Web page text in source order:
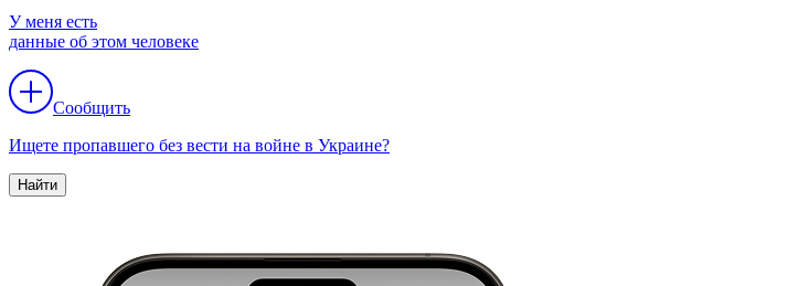
У меня есть
данные об этом человеке
Сообщить
Ищете пропавшего без вести на войне в Украине?
Найти